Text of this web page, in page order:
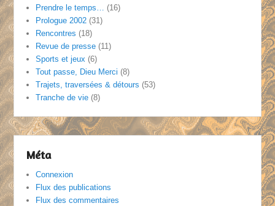
Prendre le temps…
(16)
Prologue 2002 (31)
Rencontres (18)
Revue de presse (11)
Sports et jeux (6)
Tout passe, Dieu Merci (8)
Trajets, traversées & détours (53)
Tranche de vie (8)
Méta
Connexion
Flux des publications
Flux des commentaires